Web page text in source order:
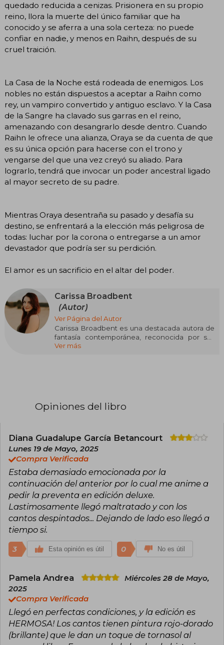
quedado reducida a cenizas. Prisionera en su propio
reino, llora la muerte del único familiar que ha
conocido y se aferra a una sola certeza: no puede
confiar en nadie, y menos en Raihn, después de su
cruel traición.
La Casa de la Noche está rodeada de enemigos. Los
nobles no están dispuestos a aceptar a Raihn como
rey, un vampiro convertido y antiguo esclavo. Y la Casa
de la Sangre ha clavado sus garras en el reino,
amenazando con desangrarlo desde dentro. Cuando
Raihn le ofrece una alianza, Oraya se da cuenta de que
es su única opción para hacerse con el trono y
vengarse del que una vez creyó su aliado. Para
lograrlo, tendrá que invocar un poder ancestral ligado
al mayor secreto de su padre.
Mientras Oraya desentraña su pasado y desafía su
destino, se enfrentará a la elección más peligrosa de
todas: luchar por la corona o entregarse a un amor
devastador que podría ser su perdición.
El amor es un sacrificio en el altar del poder.
Carissa Broadbent
(Autor)
Ver Página del Autor
Carissa Broadbent es una destacada autora de
fantasía contemporánea, reconocida por sus
cautivadoras historias llenas de acción,
Desde su debut, Broadbent ha cautivado a
su aclamada serie Crowns of Nyaxia, que mezcla
política, intrigas y criaturas sobrenaturales. Su
estilo inmersivo y sus descripciones vívidas
transportan a los lectores a universos
fascinantes, donde el coraje, la lealtad y los
secretos oscuros juegan un papel central.
Inspirada por su amor por los videojuegos, los
mitos antiguos y la literatura fantástica, Carissa
Broadbent construye tramas que invitan a
Ver más
Opiniones del libro
Diana Guadalupe García Betancourt
Lunes 19 de Mayo, 2025
Compra Verificada
Estaba demasiado emocionada por la
continuación del anterior por lo cual me anime a
pedir la preventa en edición deluxe.
Lastimosamente llegó maltratado y con los
cantos despintados... Dejando de lado eso llegó a
tiempo si.
3 Esta opinión es útil 0 No es útil
Pamela Andrea
Miércoles 28 de Mayo,
2025
Compra Verificada
Llegó en perfectas condiciones, y la edición es
HERMOSA! Los cantos tienen pintura rojo-dorado
(brillante) que le dan un toque de tornasol al